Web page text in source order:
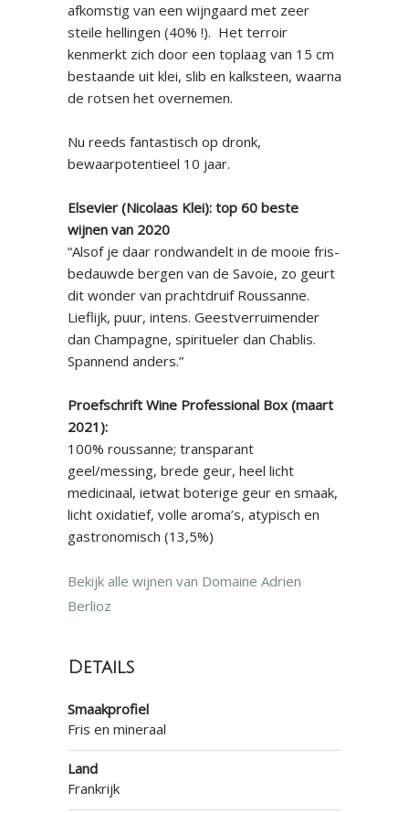
afkomstig van een wijngaard met zeer
steile hellingen (40% !). Het terroir
kenmerkt zich door een toplaag van 15 cm
bestaande uit klei, slib en kalksteen, waarna
de rotsen het overnemen.
Nu reeds fantastisch op dronk,
bewaarpotentieel 10 jaar.
Elsevier (Nicolaas Klei): top 60 beste
wijnen van 2020
“Alsof je daar rondwandelt in de mooie fris-
bedauwde bergen van de Savoie, zo geurt
dit wonder van prachtdruif Roussanne.
Lieflijk, puur, intens. Geestverruimender
dan Champagne, spiritueler dan Chablis.
Spannend anders.”
Proefschrift Wine Professional Box (maart
2021):
100% roussanne; transparant
geel/messing, brede geur, heel licht
medicinaal, ietwat boterige geur en smaak,
licht oxidatief, volle aroma’s, atypisch en
gastronomisch (13,5%)
Bekijk alle wijnen van Domaine Adrien
Berlioz
Details
Smaakprofiel
Fris en mineraal
Land
Frankrijk